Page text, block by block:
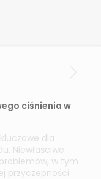
ciśnienia w
dla
Niewłaściwe
w tym
przyczepności